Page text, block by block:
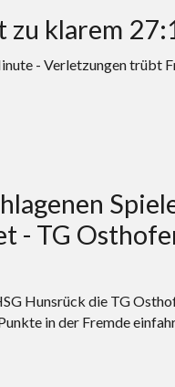
zu klarem
- Verletzungen trübt
- TG
Hunsrück die TG
in der Fremde